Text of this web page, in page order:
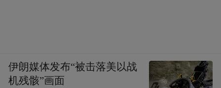
伊朗媒体发布“被击落美以战
机残骸”画面